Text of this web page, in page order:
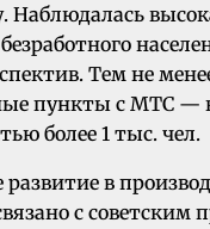
Наблюдалась
Тем не
пункты с МТС —
более 1 тыс. чел.
развитие в
с советским